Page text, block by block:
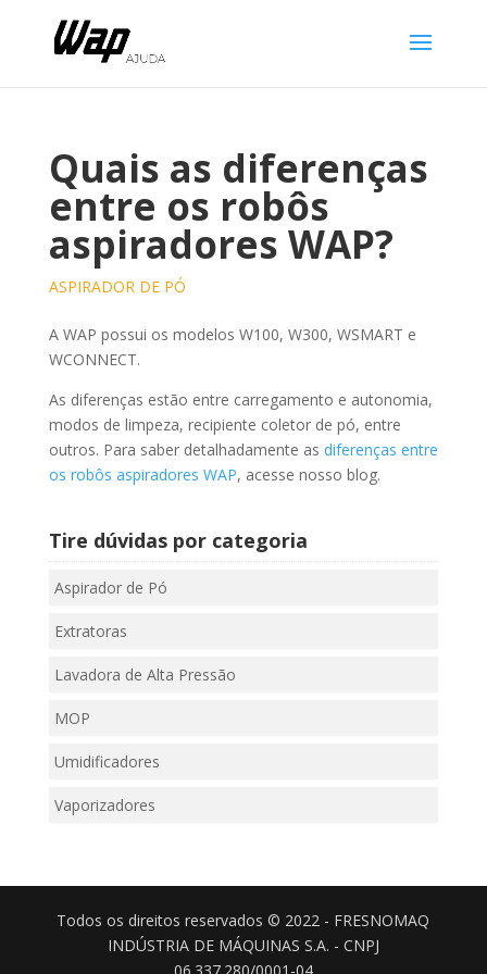
Quais as diferenças
entre os robôs
aspiradores WAP?
ASPIRADOR DE PÓ
A WAP possui os modelos W100, W300, WSMART e
WCONNECT.
As diferenças estão entre carregamento e autonomia,
modos de limpeza, recipiente coletor de pó, entre
outros. Para saber detalhadamente as diferenças entre
os robôs aspiradores WAP, acesse nosso blog.
Tire dúvidas por categoria
Aspirador de Pó
Extratoras
Lavadora de Alta Pressão
MOP
Umidificadores
Vaporizadores
Todos os direitos reservados © 2022 - FRESNOMAQ
INDÚSTRIA DE MÁQUINAS S.A. - CNPJ